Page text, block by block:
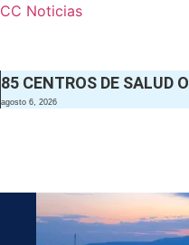
CC Noticias
85 CENTROS DE SALUD
agosto 6, 2026